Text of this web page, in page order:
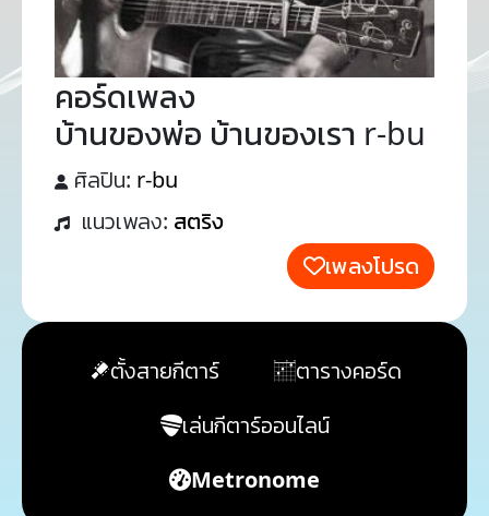
คอร์ดเพลง
บ้านของพ่อ บ้านของเรา r-bu
ศิลปิน: r-bu
แนวเพลง: สตริง
เพลงโปรด
ตั้งสายกีตาร์
ตารางคอร์ด
เล่นกีตาร์ออนไลน์
Metronome